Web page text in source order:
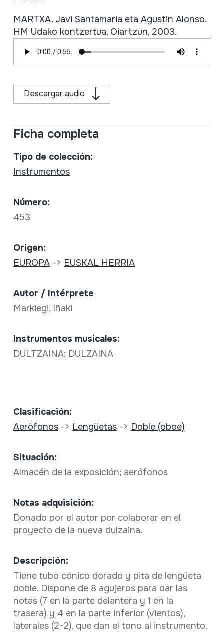
MARTXA. Javi Santamaria eta Agustin Alonso.
HM Udako kontzertua. Oiartzun, 2003.
Descargar audio
Ficha completa
Tipo de colección:
Instrumentos
Número:
453
Origen:
EUROPA-> EUSKAL HERRIA
Autor / Intérprete
Markiegi, Iñaki
Instrumentos musicales:
DULTZAINA; DULZAINA
Clasificación:
Aerófonos-> Lengüetas-> Doble (oboe)
Situación:
Almacén de la exposición; aerófonos
Notas adquisición:
Donado por el autor por colaborar en el
proyecto de la nueva dulzaina.
Descripción:
Tiene tubo cónico dorado y pita de lengüeta
doble. Dispone de 8 agujeros para dar las
notas (7 en la parte delantera y 1 en la
trasera) y 4 en la parte inferior (vientos),
laterales (2-2), que dan el tono al instrumento.